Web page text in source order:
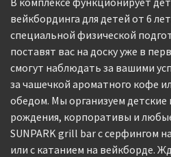
вейкбординга для детей от 6
специальной физической
поставят вас на доску уже в
смогут наблюдать за вашими
за чашечкой ароматного кофе
обедом. Мы организуем детские
рождения, корпоративы и
SUNPARK grill bar с серфингом
или с катанием на вейкборде.